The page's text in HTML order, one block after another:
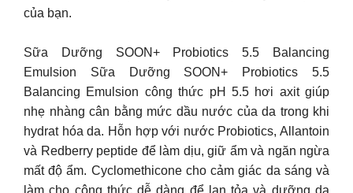
của bạn.
Sữa Dưỡng SOON+ Probiotics 5.5 Balancing
Emulsion Sữa Dưỡng SOON+ Probiotics 5.5
Balancing Emulsion công thức pH 5.5 hơi axit giúp
nhẹ nhàng cân bằng mức dầu nước của da trong khi
hydrat hóa da. Hỗn hợp với nước Probiotics, Allantoin
và Redberry peptide để làm dịu, giữ ẩm và ngăn ngừa
mất độ ẩm. Cyclomethicone cho cảm giác da sáng và
làm cho công thức dễ dàng để lan tỏa và dưỡng da